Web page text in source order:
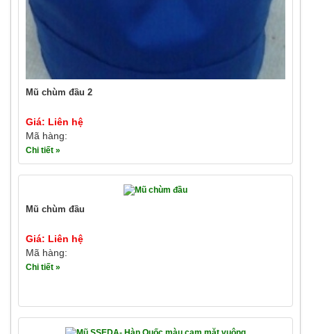
Mũ chùm đầu 2
Giá: Liên hệ
Mã hàng:
Chi tiết »
Mũ chùm đầu
Giá: Liên hệ
Mã hàng:
Chi tiết »